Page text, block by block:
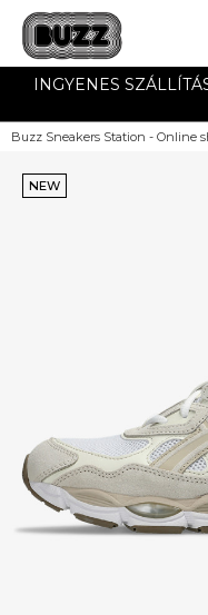
INGYENES
Buzz Sneakers Station - Online
NEW